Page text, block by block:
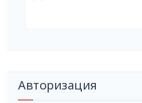
Авторизация